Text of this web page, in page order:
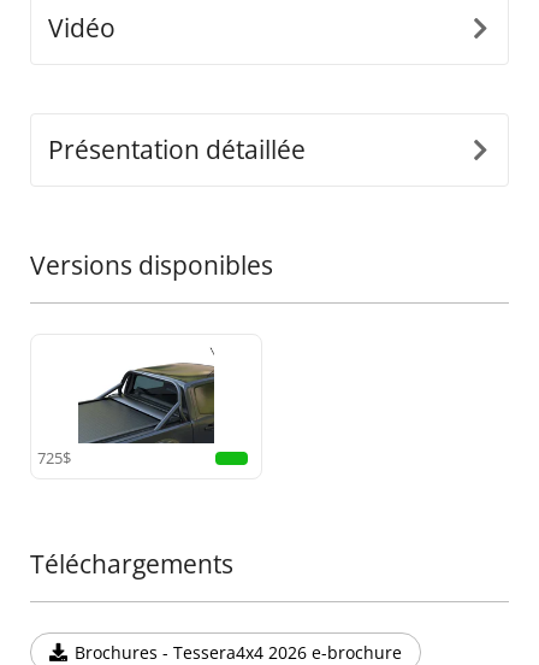
Vidéo
Présentation détaillée
Versions disponibles
725$
Téléchargements
Brochures - Tessera4x4 2026 e-brochure